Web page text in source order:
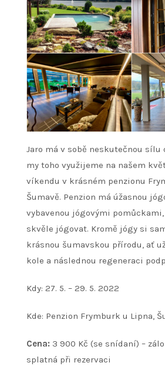
Jaro má v sobě neskutečnou sílu
my toho využijeme na našem
víkendu v krásném penzionu
Šumavě. Penzion má úžasnou
vybavenou jógovými
skvěle jógovat. Kromě jógy si
krásnou šumavskou přírodu, ať
kole a následnou regeneraci
Kdy: 27. 5. – 29. 5. 2022
Kde: Penzion Frymburk u Lipna,
Cena: 3 900 Kč (se snídaní) –
splatná při rezervaci